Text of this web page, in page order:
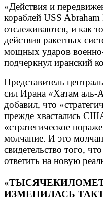
«Действия и
кораблей USS
отслеживаются, и как
действия ракетных
мощных ударов
подчеркнул иранский
Представитель
сил Ирана «Хатам
добавил, что
прежде хвастались
«стратегическое
молчание. И это
свидетельство того,
ответить на новую
ИЗМЕНИЛАСЬ